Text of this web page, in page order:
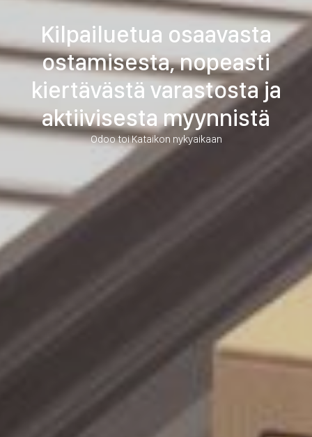
Kilpailuetua osaavasta
ostamisesta, nopeasti
kiertävästä varastosta ja
aktiivisesta myynnistä
Odoo toi Kataikon nykyaikaan